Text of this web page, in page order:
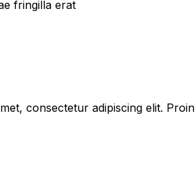
fringilla erat
consectetur adipiscing elit.